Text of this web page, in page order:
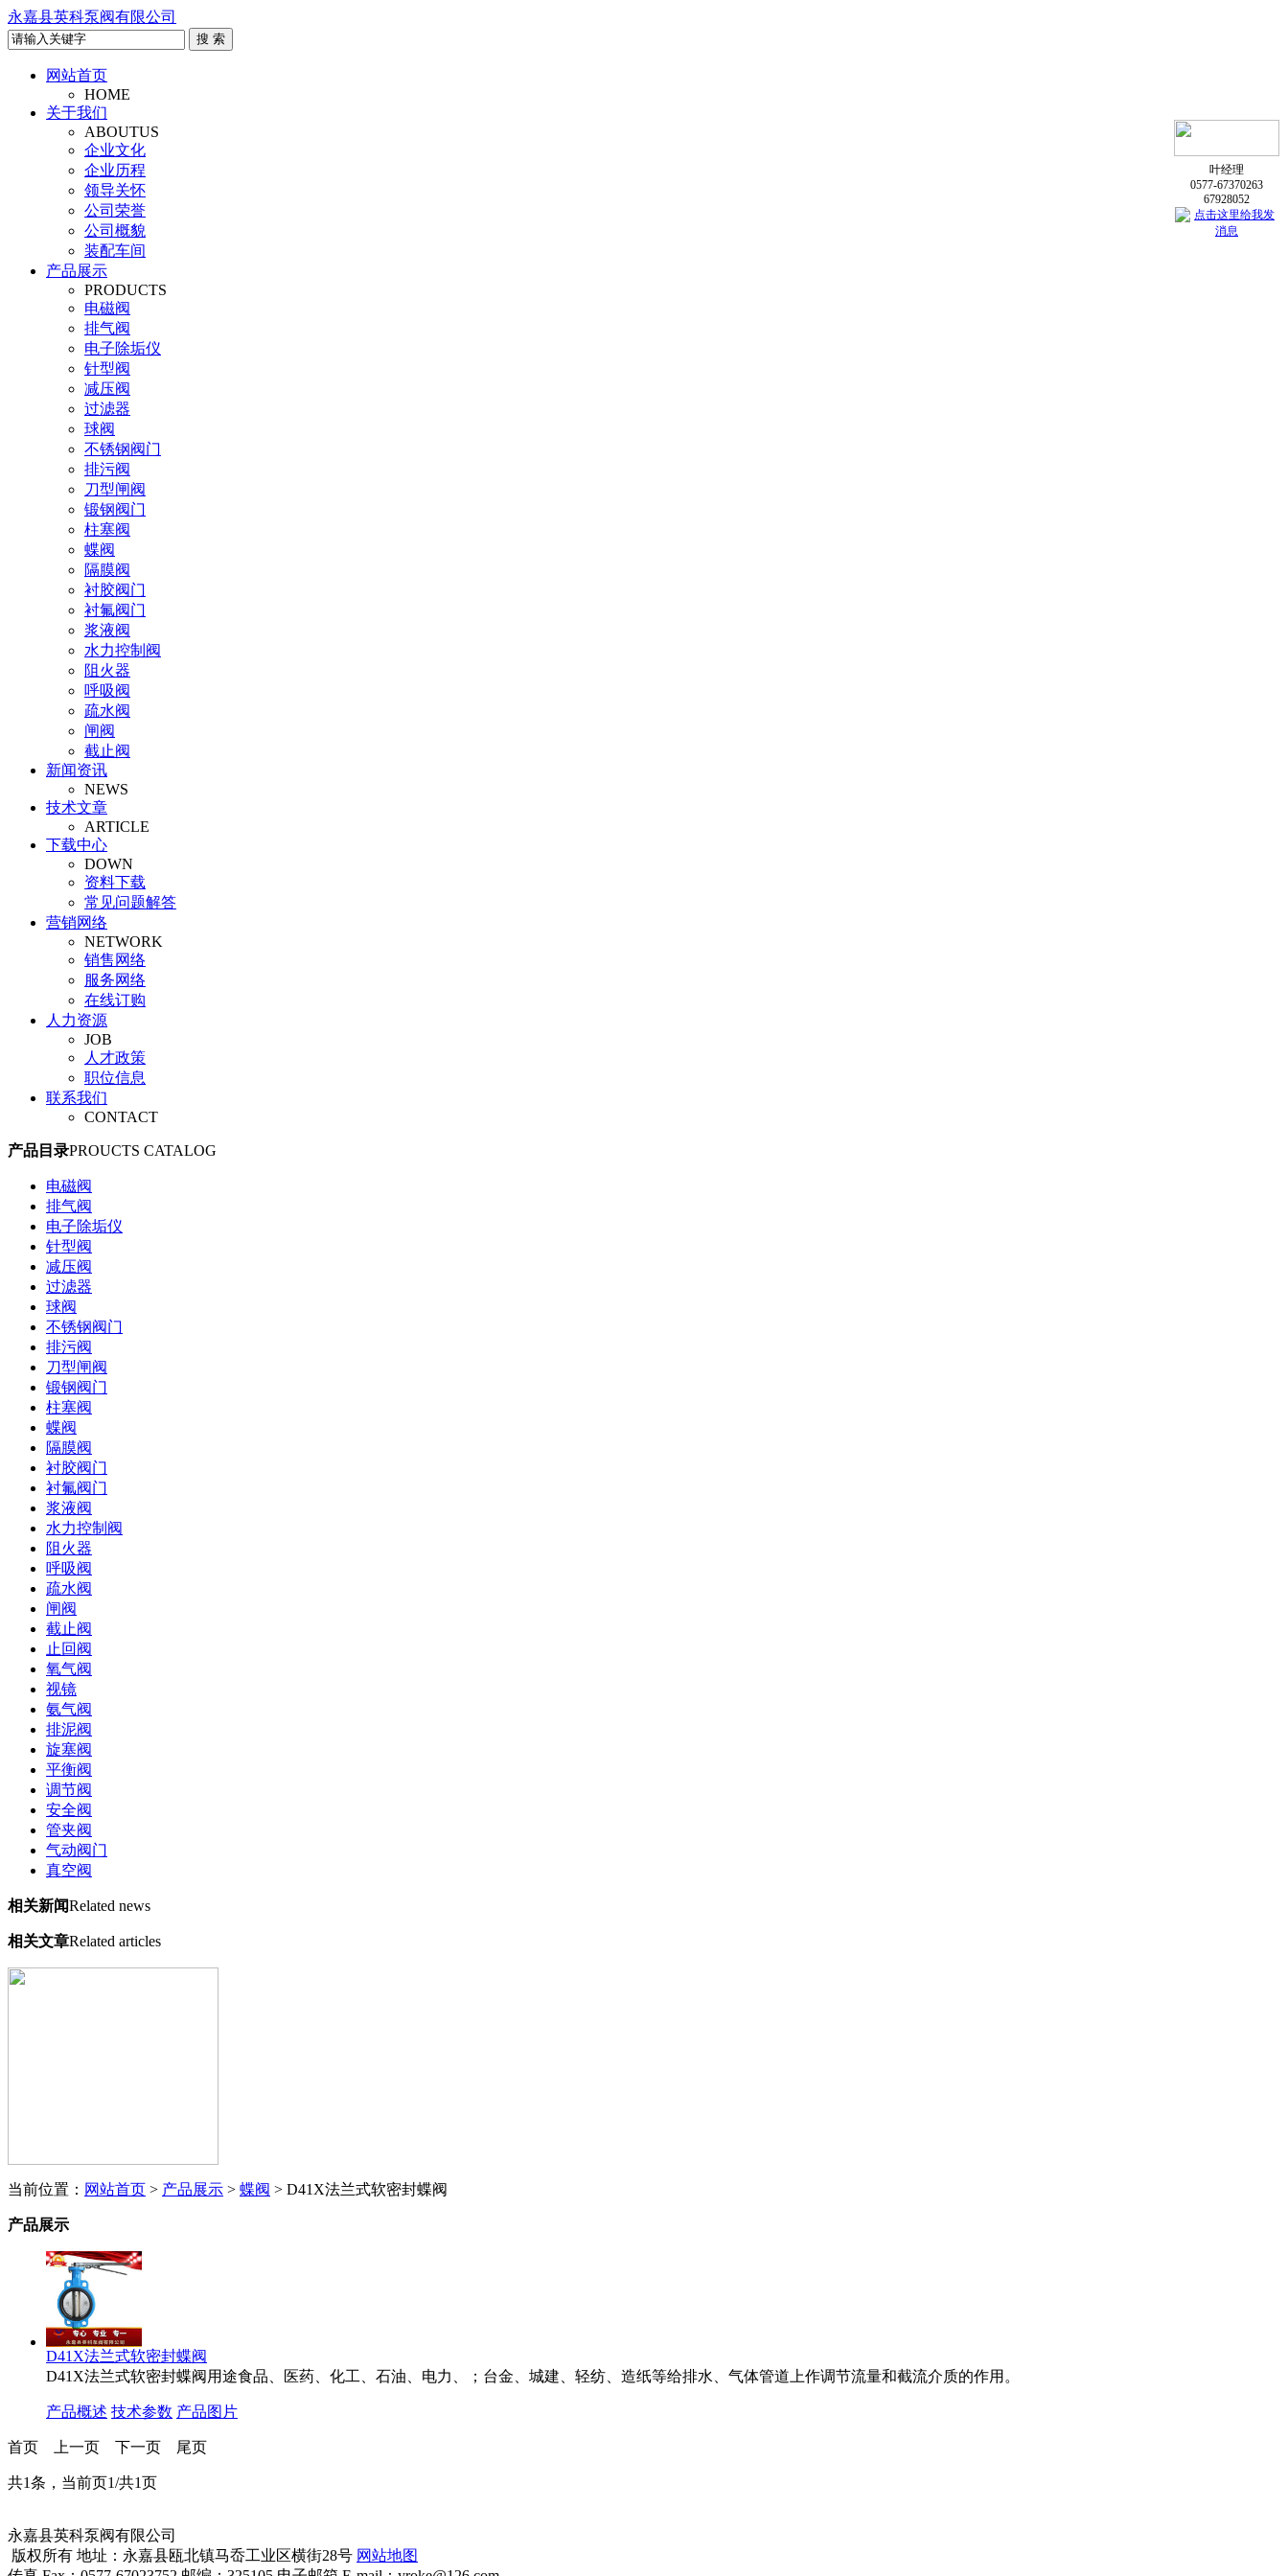
永嘉县英科泵阀有限公司
网站首页
HOME
关于我们
ABOUTUS
企业文化
企业历程
领导关怀
公司荣誉
公司概貌
装配车间
产品展示
PRODUCTS
电磁阀
排气阀
电子除垢仪
针型阀
减压阀
过滤器
球阀
不锈钢阀门
排污阀
刀型闸阀
锻钢阀门
柱塞阀
蝶阀
隔膜阀
衬胶阀门
衬氟阀门
浆液阀
水力控制阀
阻火器
呼吸阀
疏水阀
闸阀
截止阀
止回阀
氧气阀
视镜
氨气阀
排泥阀
旋塞阀
平衡阀
调节阀
安全阀
管夹阀
气动阀门
真空阀
新闻资讯
NEWS
技术文章
ARTICLE
下载中心
DOWN
资料下载
常见问题解答
营销网络
NETWORK
销售网络
服务网络
在线订购
人力资源
JOB
人才政策
职位信息
联系我们
CONTACT
产品目录PROUCTS CATALOG
电磁阀
排气阀
电子除垢仪
针型阀
减压阀
过滤器
球阀
不锈钢阀门
排污阀
刀型闸阀
锻钢阀门
柱塞阀
蝶阀
隔膜阀
衬胶阀门
衬氟阀门
浆液阀
水力控制阀
阻火器
呼吸阀
疏水阀
闸阀
截止阀
止回阀
氧气阀
视镜
氨气阀
排泥阀
旋塞阀
平衡阀
调节阀
安全阀
管夹阀
气动阀门
真空阀
相关新闻Related news
相关文章Related articles
当前位置： 网站首页 > 产品展示 > 蝶阀 > D41X法兰式软密封蝶阀
产品展示
D41X法兰式软密封蝶阀
D41X法兰式软密封蝶阀用途食品、医药、化工、石油、电力、；台金、城建、轻纺、造纸等给排水、气体管道上作调节流量和截流介质的作用。
产品概述 技术参数 产品图片
首页 上一页 下一页 尾页
共1条，当前页1/共1页
永嘉县英科泵阀有限公司
版权所有 地址：永嘉县瓯北镇马岙工业区横街28号 网站地图
叶经理
0577-67370263
67928052